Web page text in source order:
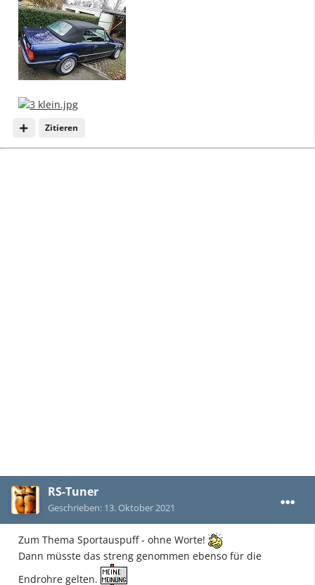
Zitieren
RS-Tuner
Geschrieben: 13. Oktober 2021
Zum Thema Sportauspuff - ohne Worte!
Dann müsste das streng genommen ebenso für die
Endrohre gelten.